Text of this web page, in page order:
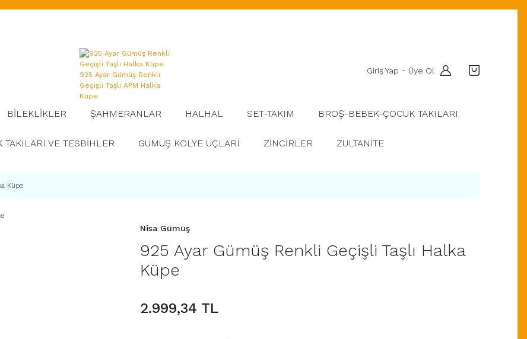
Giriş Yap - Üye Ol
BİLEKLİKLER ŞAHMERANLAR HALHAL SET-TAKIM BROŞ-BEBEK-ÇOCUK TAKILARI
TAKILARI VE TESBİHLER GÜMÜŞ KOLYE UÇLARI ZİNCİRLER ZULTANİTE
Küpe
Nisa Gümüş
925 Ayar Gümüş Renkli Geçişli Taşlı Halka
Küpe
2.999,34 TL